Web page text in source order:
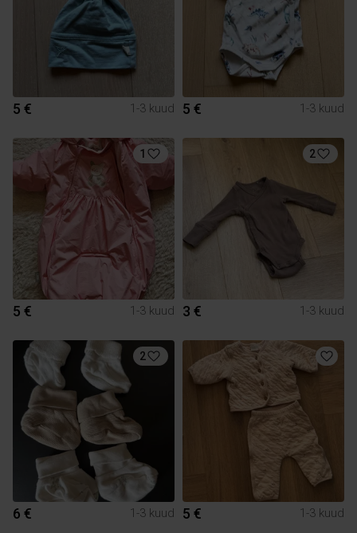
5 € 1-3 kuud 5 € 1-3 kuud
1
5 € 1-3 kuud
2
3 € 1-3 kuud
2
6 € 1-3 kuud 5 € 1-3 kuud